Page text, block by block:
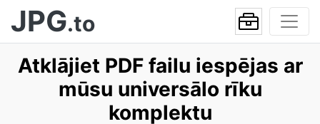
JPG.to
Atklājiet PDF failu iespējas ar
mūsu universālo rīku
komplektu